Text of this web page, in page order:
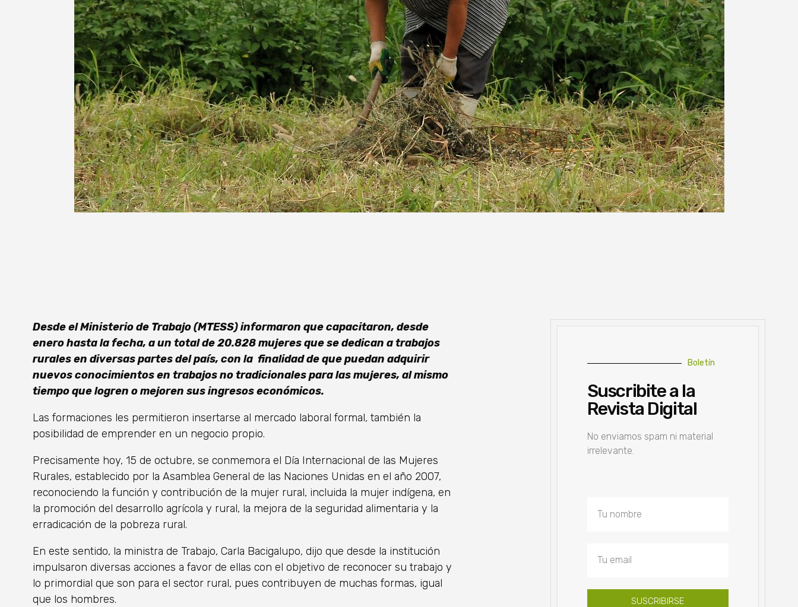
Desde el Ministerio de Trabajo (MTESS) informaron que capacitaron, desde
enero hasta la fecha, a un total de 20.828 mujeres que se dedican a trabajos
rurales en diversas partes del país, con la finalidad de que puedan adquirir
nuevos conocimientos en trabajos no tradicionales para las mujeres, al mismo
tiempo que logren o mejoren sus ingresos económicos.
Las formaciones les permitieron insertarse al mercado laboral formal, también la
posibilidad de emprender en un negocio propio.
Precisamente hoy, 15 de octubre, se conmemora el Día Internacional de las Mujeres
Rurales, establecido por la Asamblea General de las Naciones Unidas en el año 2007,
reconociendo la función y contribución de la mujer rural, incluida la mujer indígena, en
la promoción del desarrollo agrícola y rural, la mejora de la seguridad alimentaria y la
erradicación de la pobreza rural.
En este sentido, la ministra de Trabajo, Carla Bacigalupo, dijo que desde la institución
impulsaron diversas acciones a favor de ellas con el objetivo de reconocer su trabajo y
lo primordial que son para el sector rural, pues contribuyen de muchas formas, igual
que los hombres.
Boletín
Suscribite a la
Revista Digital
No enviamos spam ni material
irrelevante.
SUSCRIBIRSE